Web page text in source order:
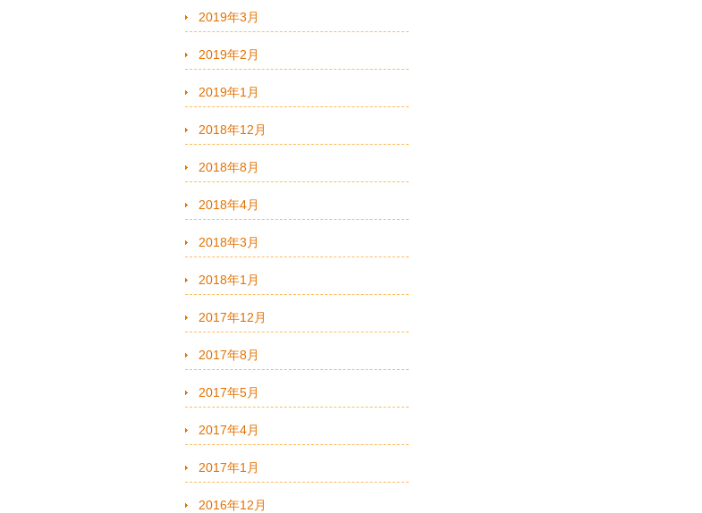
2019年3月
2019年2月
2019年1月
2018年12月
2018年8月
2018年4月
2018年3月
2018年1月
2017年12月
2017年8月
2017年5月
2017年4月
2017年1月
2016年12月